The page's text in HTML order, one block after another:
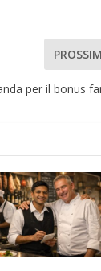
per il bonus